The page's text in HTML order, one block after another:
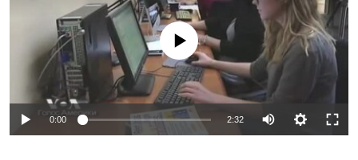
No media source currently available
0:00 2:32